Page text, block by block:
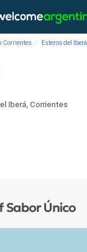
Corrientes Esteros del Iberá
Iberá, Corrientes
Sabor Único